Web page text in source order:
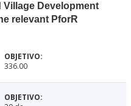
Village Development
relevant PforR
336.00